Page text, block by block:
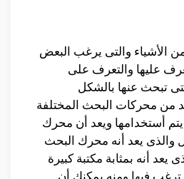
الأشياء والتى يرغب البعض
عليها والتعرف على
تبحث عنها بالشكل
من محركات البحث المختلفة
أستخدامها ويعد أن محرك
والذى يعد أنه محرك البحث
يعد أنه بمثابة مكتبة كبيرة